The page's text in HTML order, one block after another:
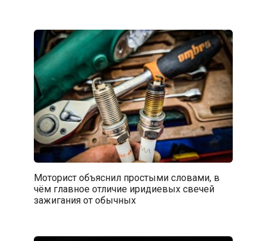
Моторист объяснил простыми словами, в
чём главное отличие иридиевых свечей
зажигания от обычных